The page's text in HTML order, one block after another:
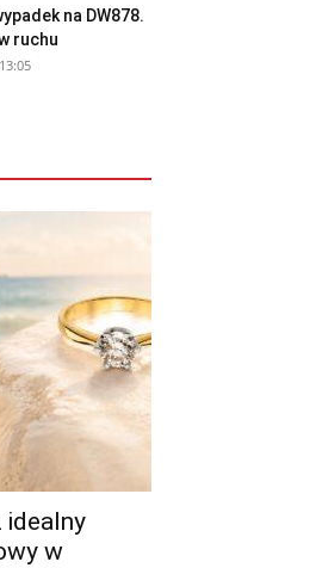
na DW878.
ruchu
idealny
w